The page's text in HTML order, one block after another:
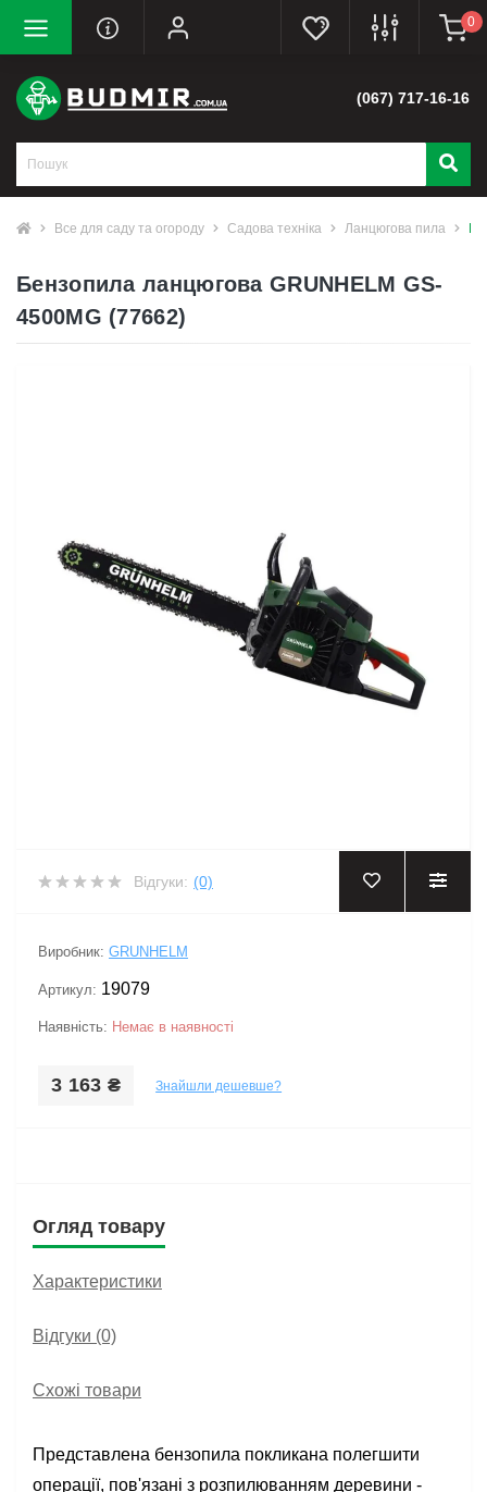
0
(067) 717-16-16
Все для саду та огороду Садова техніка Ланцюгова пила
Бензопила ланцюгова GRUNHELM GS-
4500MG (77662)
Відгуки: (0)
Виробник: GRUNHELM
Артикул: 19079
Наявність: Немає в наявності
3 163 ₴ Знайшли дешевше?
Огляд товару
Характеристики
Відгуки (0)
Схожі товари
Представлена бензопила покликана полегшити
операції, пов'язані з розпилюванням деревини -